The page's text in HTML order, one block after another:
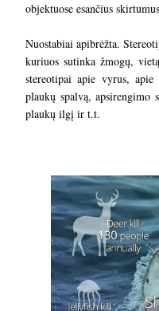
objektuose esančius
Nuostabiai apibrėžta.
kuriuos sutinka žmogų,
stereotipai apie vyrus,
plaukų spalvą,
plaukų ilgį ir t.t.